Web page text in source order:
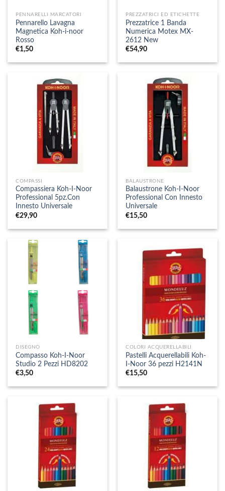
PENNARELLI MARCATORI
Pennarello Lavagna
Magnetica Koh-i-noor
Rosso
€1,50
PREZZATRICI ED ETICHETTE
Prezzatrice 1 Banda
Numerica Motex MX-
2612 New
€54,90
COMPASSI
Compassiera Koh-I-Noor
Professional 5pz.Con
Innesto Universale
€29,90
BALAUSTRONE
Balaustrone Koh-I-Noor
Professional Con Innesto
Universale
€15,50
DISEGNO
Compasso Koh-I-Noor
Studio 2 Pezzi HD8202
€3,50
COLORI ACQUERELLABILI
Pastelli Acquerellabili Koh-
I-Noor 36 pezzi H2141N
€15,50